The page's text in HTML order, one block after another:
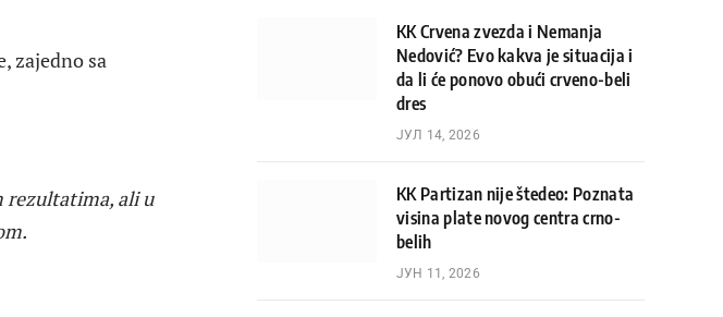
zajedno sa
rezultatima, ali u
KK Crvena zvezda i Nemanja
Nedović? Evo kakva je situacija i
da li će ponovo obući crveno-beli
dres
ЈУЛ 14, 2026
KK Partizan nije štedeo: Poznata
visina plate novog centra crno-
belih
ЈУН 11, 2026